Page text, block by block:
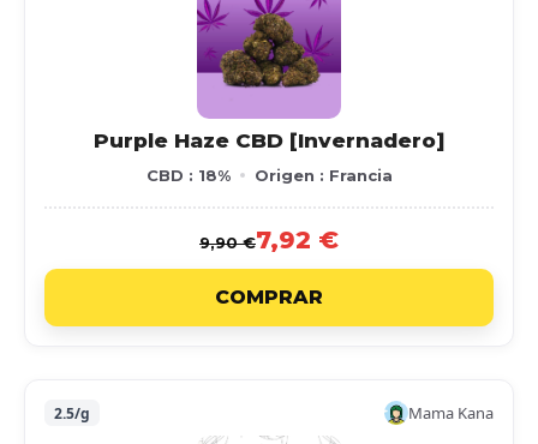
Purple Haze CBD [Invernadero]
CBD : 18% Origen : Francia
9,90 €7,92 €
COMPRAR
2.5/g Mama Kana